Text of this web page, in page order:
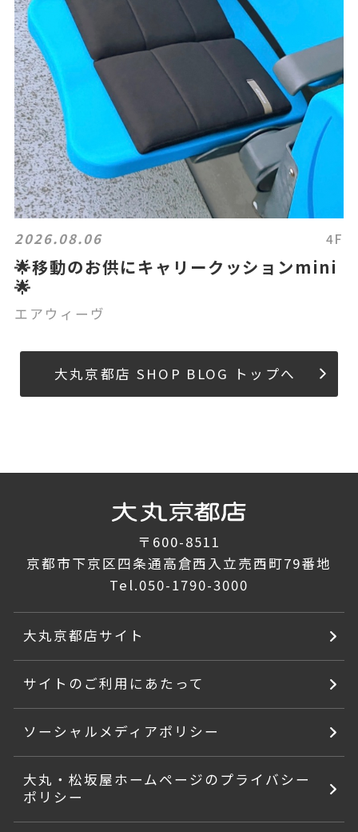
2026.08.06 4F
🌟移動のお供にキャリークッションmini
🌟
エアウィーヴ
大丸京都店 SHOP BLOG トップへ
〒600-8511
京都市下京区四条通高倉西入立売西町79番地
Tel.050-1790-3000
大丸京都店サイト
サイトのご利用にあたって
ソーシャルメディアポリシー
大丸・松坂屋ホームページのプライバシー
ポリシー